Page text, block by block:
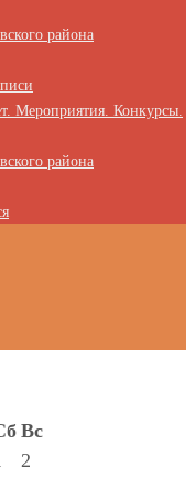
района
Мероприятия. Конкурсы.
района
Вс
2